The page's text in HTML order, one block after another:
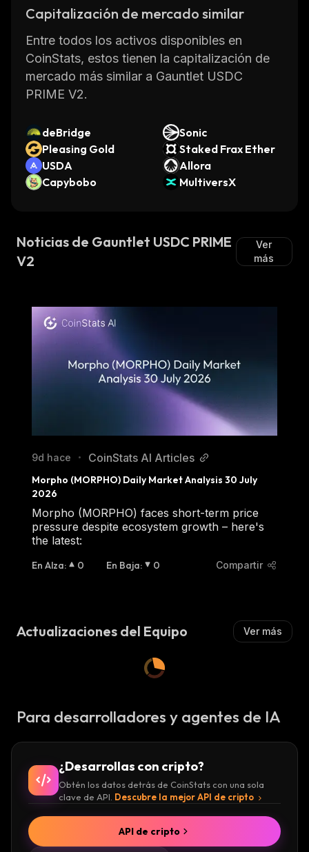
Capitalización de mercado similar
Entre todos los activos disponibles en
CoinStats, estos tienen la capitalización de
mercado más similar a Gauntlet USDC
PRIME V2.
deBridge
Sonic
Pleasing Gold
Staked Frax Ether
USDA
Allora
Capybobo
MultiversX
Noticias de Gauntlet USDC PRIME
V2
Ver
más
9d hace • CoinStats AI Articles
Morpho (MORPHO) Daily Market Analysis 30 July
2026
Morpho (MORPHO) faces short-term price
pressure despite ecosystem growth – here's
the latest:
En Alza: 0 En Baja: 0 Compartir
Actualizaciones del Equipo Ver más
Para desarrolladores y agentes de IA
¿Desarrollas con cripto?
Obtén los datos detrás de CoinStats con una sola
clave de API. Descubre la mejor API de cripto
API de cripto